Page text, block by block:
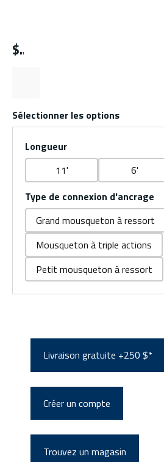
$
Sélectionner les options
Longueur
11'
6'
Type de connexion d'ancrage
Grand mousqueton à ressort
Mousqueton à triple actions
Petit mousqueton à ressort
Livraison gratuite +250 $*
Créer un compte
Trouvez un magasin